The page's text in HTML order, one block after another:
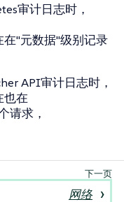
审计日志时，
"元数据"级别记录
API审计日志时，
也在
请求，
网络